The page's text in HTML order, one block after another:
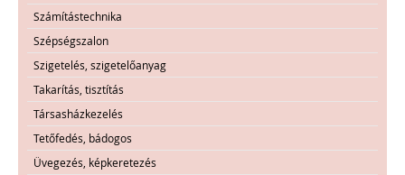
Számítástechnika
Szépségszalon
Szigetelés, szigetelőanyag
Takarítás, tisztítás
Társasházkezelés
Tetőfedés, bádogos
Üvegezés, képkeretezés